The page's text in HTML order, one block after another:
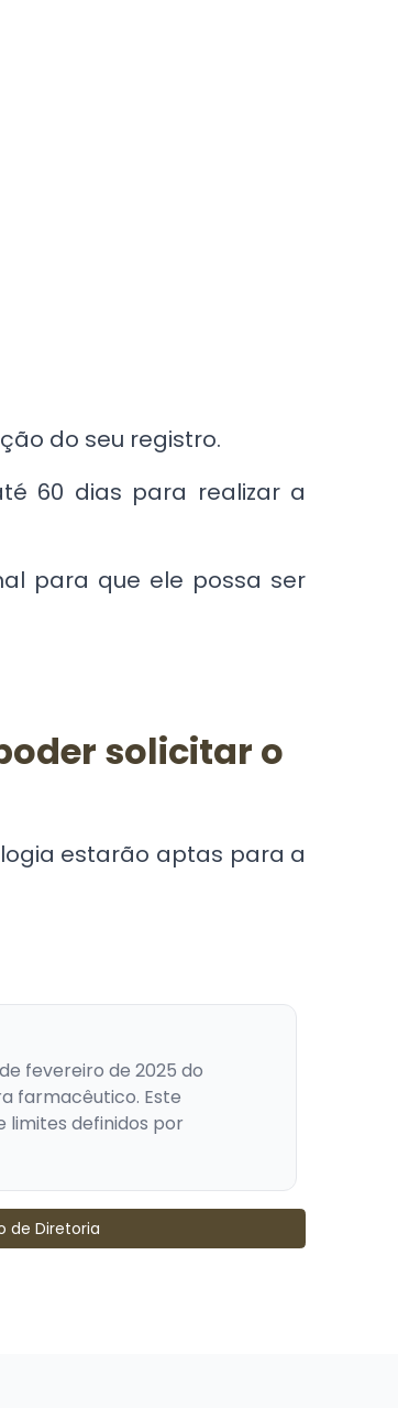
do seu registro.
60 dias para realizar a
para que ele possa ser
solicitar o
estarão aptas para a
fevereiro de 2025 do
farmacêutico. Este
limites definidos por
de Diretoria